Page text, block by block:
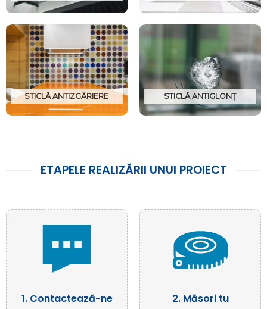
STICLĂ ANTIZGÂRIERE STICLĂ ANTIGLONȚ
ETAPELE REALIZĂRII UNUI PROIECT
1. Contactează-ne 2. Măsori tu